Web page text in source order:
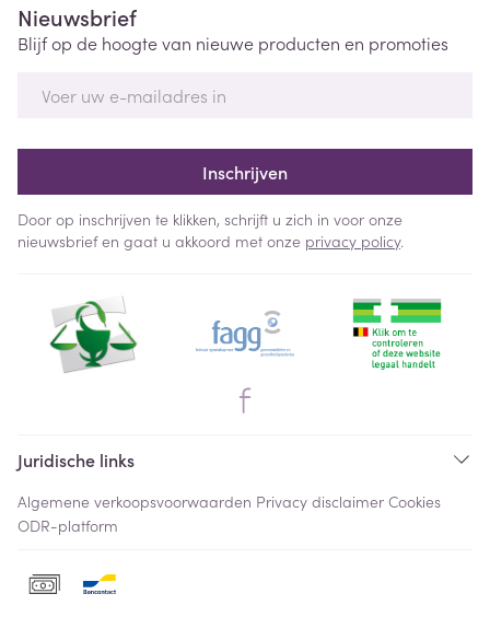
Nieuwsbrief
Blijf op de hoogte van nieuwe producten en promoties
Inschrijven
Door op inschrijven te klikken, schrijft u zich in voor onze
nieuwsbrief en gaat u akkoord met onze privacy policy.
Juridische links
Algemene verkoopsvoorwaarden Privacy disclaimer Cookies
ODR-platform